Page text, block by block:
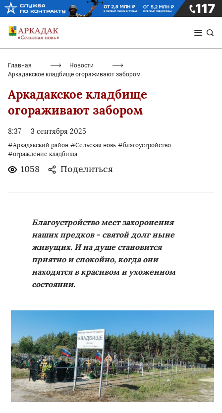
Главная
Новости
Аркадакское кладбище огораживают забором
Аркадакское кладбище
огораживают забором
8:37 3 сентября 2025
#Аркадакский район #Сельская новь #благоустройство
#ограждение кладбища
1058 Поделиться
Благоустройство мест захоронения
наших предков - святой долг ныне
живущих. И на душе становится
приятно и спокойно, когда они
находятся в красивом и ухоженном
состоянии.